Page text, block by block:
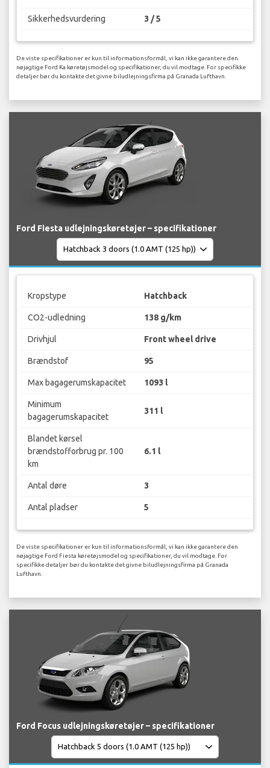
Sikkerhedsvurdering 3 / 5
De viste specifikationer er kun til informationsformål, vi kan ikke garantere den
nøjagtige Ford Ka køretøjsmodel og specifikationer, du vil modtage. For specifikke
detaljer bør du kontakte det givne biludlejningsfirma på Granada Lufthavn.
Ford Fiesta udlejningskøretøjer – specifikationer
Kropstype Hatchback
CO2-udledning 138 g/km
Drivhjul Front wheel drive
Brændstof 95
Max bagagerumskapacitet 1093 l
Minimum
bagagerumskapacitet
311 l
Blandet kørsel
brændstofforbrug pr. 100
km
6.1 l
Antal døre 3
Antal pladser 5
De viste specifikationer er kun til informationsformål, vi kan ikke garantere den
nøjagtige Ford Fiesta køretøjsmodel og specifikationer, du vil modtage. For
specifikke detaljer bør du kontakte det givne biludlejningsfirma på Granada
Lufthavn.
Ford Focus udlejningskøretøjer – specifikationer